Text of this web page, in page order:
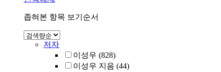
좁혀본 항목 보기순서
저자
이성우 (828)
이성우 지음 (44)